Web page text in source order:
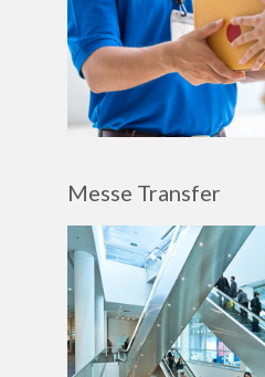
Messe Transfer